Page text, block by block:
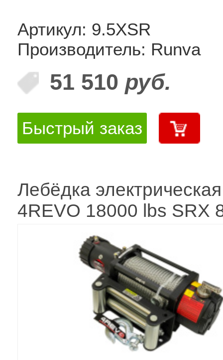
Артикул: 9.5XSR
Производитель: Runva
51 510 руб.
Быстрый заказ
Лебёдка
4REVO 18000 lbs SRX